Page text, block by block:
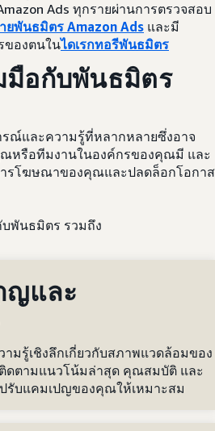
Ads ทุกรายผ่านการตรวจสอบ
ยพันธมิตร Amazon Ads และมี
ของตนในไดเรกทอรีพันธมิตร
มือกับพันธมิตร
ณ์และความรู้ที่หลากหลายซึ่งอาจ
หรือทีมงานในองค์กรของคุณมี และ
ารโฆษณาของคุณและปลดล็อกโอกาส
พันธมิตร รวมถึง
ญและ
มรู้เชิงลึกเกี่ยวกับสภาพแวดล้อมของ
ติดตามแนวโน้มล่าสุด คุณสมบัติ และ
รับแคมเปญของคุณให้เหมาะสม